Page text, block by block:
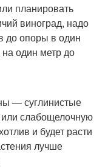
планировать
виноград, надо
до опоры в один
один метр до
— суглинистые
слабощелочную
и будет расти
лучше